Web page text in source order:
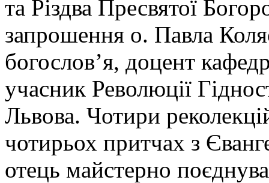
та Різдва Пресвятої
запрошення о. Павла
богослов’я, доцент
учасник Революції
Львова. Чотири
чотирьох притчах з
отець майстерно